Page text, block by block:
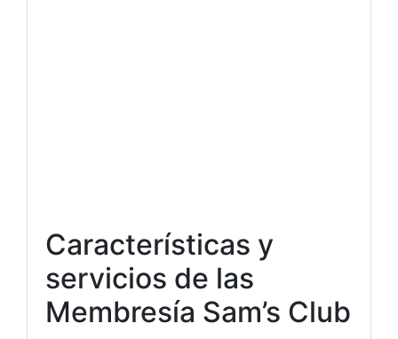
Características y
servicios de las
Membresía Sam’s Club